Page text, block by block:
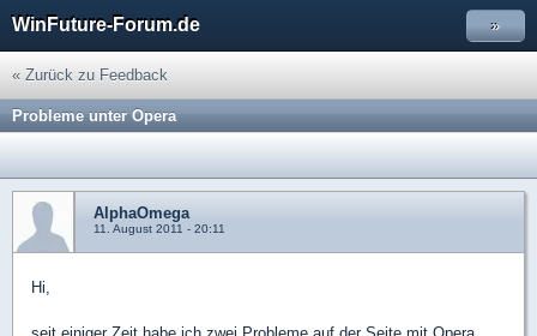
WinFuture-Forum.de »
« Zurück zu Feedback
Probleme unter Opera
AlphaOmega
11. August 2011 - 20:11
Hi,